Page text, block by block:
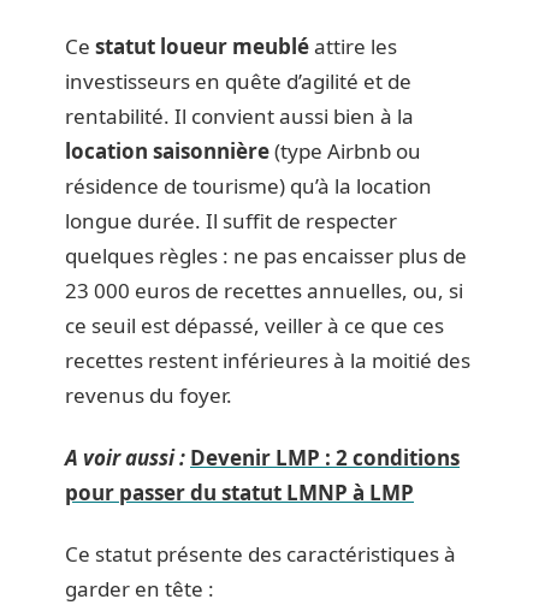
Ce statut loueur meubléattire les
investisseurs en quête d’agilité et de
rentabilité. Il convient aussi bien à la
location saisonnière(type Airbnb ou
résidence de tourisme) qu’à la location
longue durée. Il suffit de respecter
quelques règles : ne pas encaisser plus de
23 000 euros de recettes annuelles, ou, si
ce seuil est dépassé, veiller à ce que ces
recettes restent inférieures à la moitié des
revenus du foyer.
A voir aussi : Devenir LMP : 2 conditions
pour passer du statut LMNP à LMP
Ce statut présente des caractéristiques à
garder en tête :